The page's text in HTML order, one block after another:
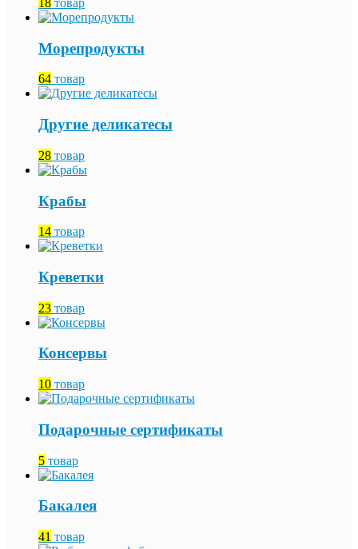
18 товар
Морепродукты
64 товар
Другие деликатесы
28 товар
Крабы
14 товар
Креветки
23 товар
Консервы
10 товар
Подарочные сертификаты
5 товар
Бакалея
41 товар